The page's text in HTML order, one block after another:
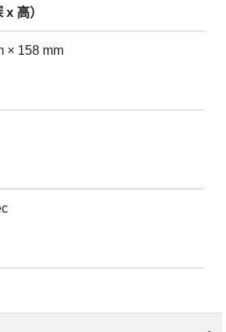
高）
× 158 mm